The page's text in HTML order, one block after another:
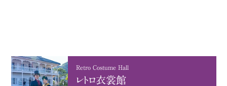
Retro Costume Hall
レトロ衣裳館